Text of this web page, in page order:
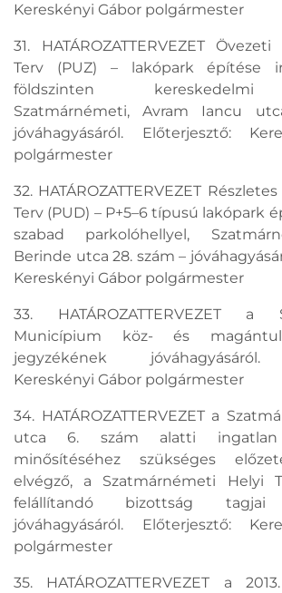
Kereskényi Gábor polgármester
31. HATÁROZATTERVEZET
Terv (PUZ) – lakópark építése
földszinten kereskedelmi
Szatmárnémeti, Avram Iancu
jóváhagyásáról. Előterjesztő:
polgármester
32. HATÁROZATTERVEZET
Terv (PUD) – P+5–6 típusú lakópark
szabad parkolóhellyel,
Berinde utca 28. szám –
Kereskényi Gábor polgármester
33. HATÁROZATTERVEZET a
Municípium köz- és
jegyzékének jóváhagyásáról.
Kereskényi Gábor polgármester
34. HATÁROZATTERVEZET a
utca 6. szám alatti ingatlan
minősítéséhez szükséges
elvégző, a Szatmárnémeti Helyi
felállítandó bizottság tagjai
jóváhagyásáról. Előterjesztő:
polgármester
35. HATÁROZATTERVEZET a